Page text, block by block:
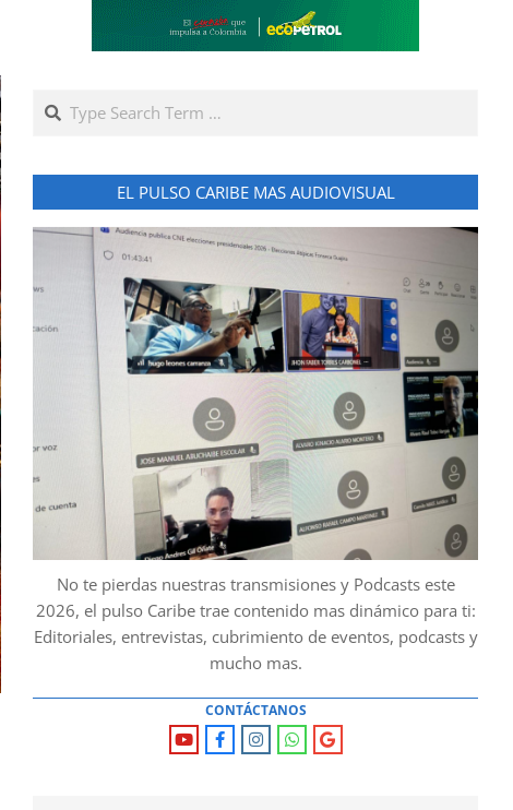
Search
EL PULSO CARIBE MAS AUDIOVISUAL
No te pierdas nuestras transmisiones y Podcasts este
2026, el pulso Caribe trae contenido mas dinámico para ti:
Editoriales, entrevistas, cubrimiento de eventos, podcasts y
mucho mas.
CONTÁCTANOS